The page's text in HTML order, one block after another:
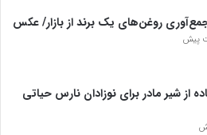
روغن‌های یک برند از بازار/ عکس
از شیر مادر برای نوزادان نارس حیاتی